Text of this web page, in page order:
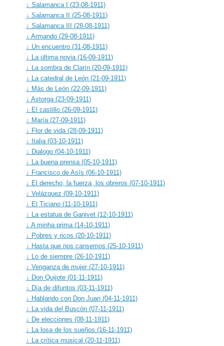
↓ Salamanca I (23-08-1911)
↓ Salamanca II (25-08-1911)
↓ Salamanca III (28-08-1911)
↓ Armando (29-08-1911)
↓ Un encuentro (31-08-1911)
↓ La última novia (16-09-1911)
↓ La sombra de Clarín (20-09-1911)
↓ La catedral de León (21-09-1911)
↓ Más de León (22-09-1911)
↓ Astorga (23-09-1911)
↓ El castillo (26-09-1911)
↓ María (27-09-1911)
↓ Flor de vida (28-09-1911)
↓ Italia (03-10-1911)
↓ Dialogo (04-10-1911)
↓ La buena prensa (05-10-1911)
↓ Francisco de Asís (06-10-1911)
↓ El derecho, la fuerza, los obreros (07-10-1911)
↓ Velázquez (09-10-1911)
↓ El Ticiano (11-10-1911)
↓ La estatua de Ganivet (12-10-1911)
↓ A minha prima (14-10-1911)
↓ Pobres y ricos (20-10-1911)
↓ Hasta que nos cansemos (25-10-1911)
↓ Lo de siempre (26-10-1911)
↓ Venganza de mujer (27-10-1911)
↓ Don Quijote (01-11-1911)
↓ Día de difuntos (03-11-1911)
↓ Hablando con Don Juan (04-11-1911)
↓ La vida del Buscón (07-11-1911)
↓ De elecciones (08-11-1911)
↓ La losa de los sueños (16-11-1911)
↓ La crítica musical (20-11-1911)